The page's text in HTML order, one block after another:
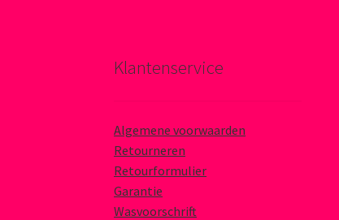
Klantenservice
Algemene voorwaarden
Retourneren
Retourformulier
Garantie
Wasvoorschrift